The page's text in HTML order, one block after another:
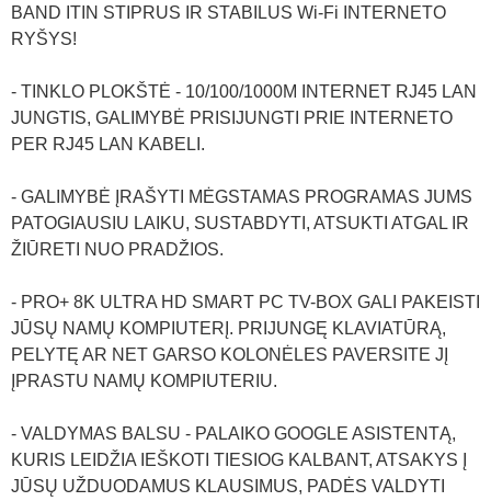
BAND ITIN STIPRUS IR STABILUS Wi-Fi INTERNETO
RYŠYS!
- TINKLO PLOKŠTĖ - 10/100/1000M INTERNET RJ45 LAN
JUNGTIS, GALIMYBĖ PRISIJUNGTI PRIE INTERNETO
PER RJ45 LAN KABELI.
- GALIMYBĖ ĮRAŠYTI MĖGSTAMAS PROGRAMAS JUMS
PATOGIAUSIU LAIKU, SUSTABDYTI, ATSUKTI ATGAL IR
ŽIŪRETI NUO PRADŽIOS.
- PRO+ 8K ULTRA HD SMART PC TV-BOX GALI PAKEISTI
JŪSŲ NAMŲ KOMPIUTERĮ. PRIJUNGĘ KLAVIATŪRĄ,
PELYTĘ AR NET GARSO KOLONĖLES PAVERSITE JĮ
ĮPRASTU NAMŲ KOMPIUTERIU.
- VALDYMAS BALSU - PALAIKO GOOGLE ASISTENTĄ,
KURIS LEIDŽIA IEŠKOTI TIESIOG KALBANT, ATSAKYS Į
JŪSŲ UŽDUODAMUS KLAUSIMUS, PADĖS VALDYTI